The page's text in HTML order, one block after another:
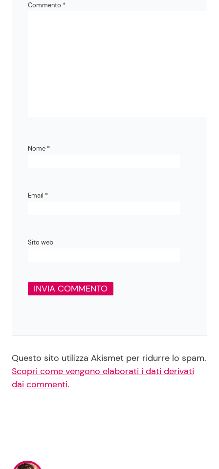
Commento *
Nome *
Email *
Sito web
Questo sito utilizza Akismet per ridurre lo spam.
Scopri come vengono elaborati i dati derivati
dai commenti.